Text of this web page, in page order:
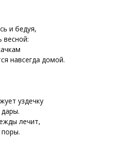
и бедуя,
весной:
навсегда домой.
уздечку
лечит,